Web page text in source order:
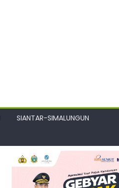
SIANTAR-SIMALUNGUN